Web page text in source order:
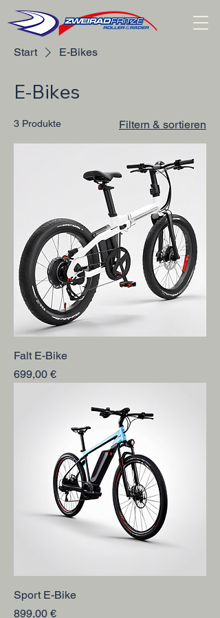
Start E-Bikes
E-Bikes
3 Produkte Filtern & sortieren
Falt E-Bike
Preis
699,00 €
Sport E-Bike
Preis
899,00 €